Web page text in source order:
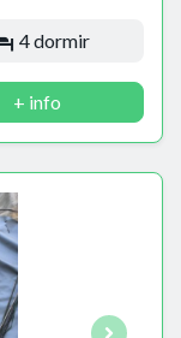
4 dormir
+ info